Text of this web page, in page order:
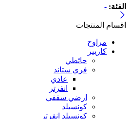
الفئة: -
اقسام المنتجات
مراوح
كاريير
حائطي
فري ستاند
عادي
انفرتر
ارضي سقفي
كونسيلد
كونسيلد انفرتر